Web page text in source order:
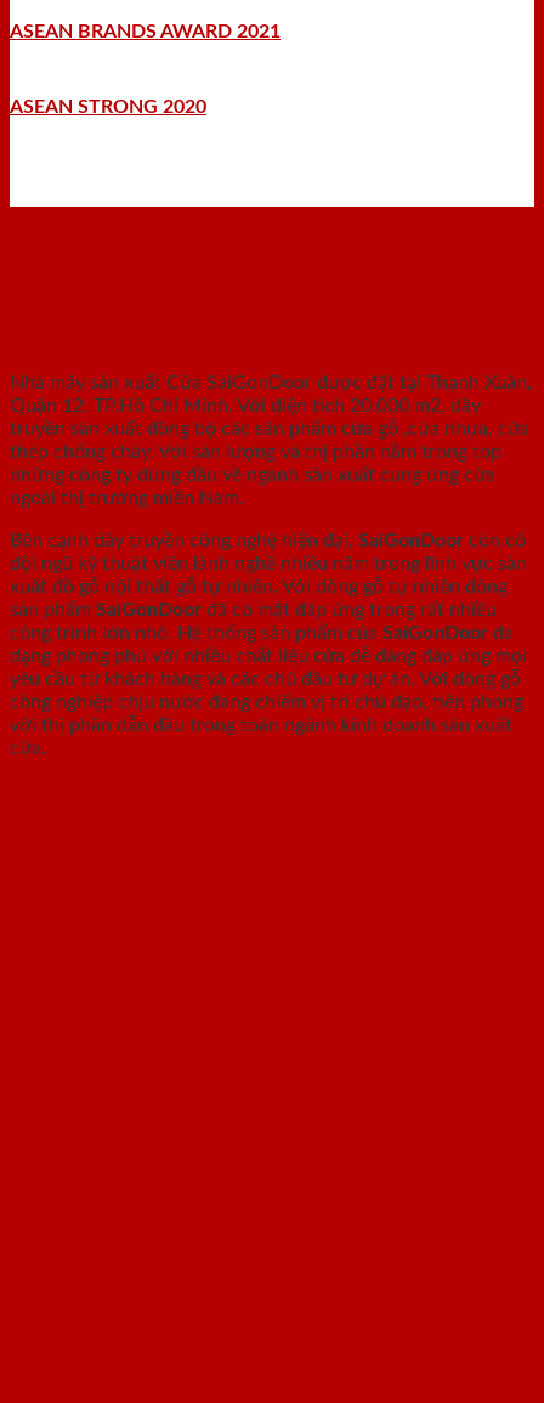
ASEAN BRANDS AWARD 2021
ASEAN STRONG 2020
Nhà máy sản xuất Cửa SaiGonDoor được đặt tại Thạnh Xuân,
Quận 12, TP.Hồ Chí Minh. Với diện tích 20.000 m2, dây
truyền sản xuất đồng bộ các sản phẩm cửa gỗ ,cửa nhựa, cửa
thép chống cháy. Với sản lượng và thị phần nằm trong top
những công ty đứng đầu về ngành sản xuất cung ứng cửa
ngoài thị trường miền Nam.
Bên cạnh dây truyền công nghệ hiện đại, SaiGonDoor còn có
đội ngũ kỹ thuật viên lành nghề nhiều năm trong lĩnh vực sản
xuất đồ gỗ nội thất gỗ tự nhiên. Với dòng gỗ tự nhiên dòng
sản phẩm SaiGonDoor đã có mặt đáp ứng trong rất nhiều
công trình lớn nhỏ. Hệ thống sản phẩm của SaiGonDoor đa
dạng phong phú với nhiều chất liệu cửa dễ dàng đáp ứng mọi
yêu cầu từ khách hàng và các chủ đầu tư dự án. Với dòng gỗ
công nghiệp chịu nước đang chiếm vị trí chủ đạo, tiên phong
với thị phần dẫn đầu trong toàn ngành kinh doanh sản xuất
cửa.